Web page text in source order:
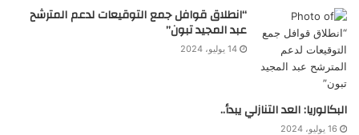
“انطلاق قوافل جمع التوقيعات لدعم المترشح
عبد المجيد تبون”
14 يوليو، 2024
البكالوريا: العد التنازلي يبدأ..
16 يوليو، 2024